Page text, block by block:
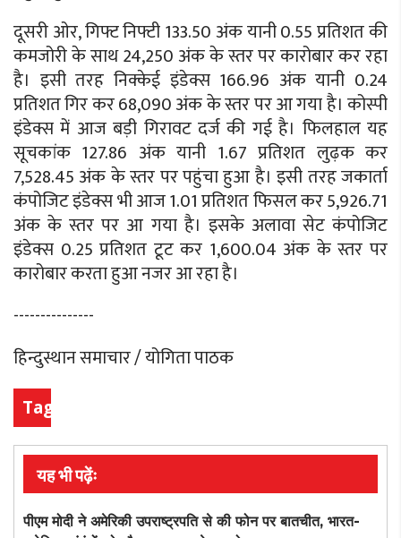
दूसरी ओर, गिफ्ट निफ्टी 133.50 अंक यानी 0.55 प्रतिशत की
कमजोरी के साथ 24,250 अंक के स्तर पर कारोबार कर रहा
है। इसी तरह निक्केई इंडेक्स 166.96 अंक यानी 0.24
प्रतिशत गिर कर 68,090 अंक के स्तर पर आ गया है। कोस्पी
इंडेक्स में आज बड़ी गिरावट दर्ज की गई है। फिलहाल यह
सूचकांक 127.86 अंक यानी 1.67 प्रतिशत लुढ़क कर
7,528.45 अंक के स्तर पर पहुंचा हुआ है। इसी तरह जकार्ता
कंपोजिट इंडेक्स भी आज 1.01 प्रतिशत फिसल कर 5,926.71
अंक के स्तर पर आ गया है। इसके अलावा सेट कंपोजिट
इंडेक्स 0.25 प्रतिशत टूट कर 1,600.04 अंक के स्तर पर
कारोबार करता हुआ नजर आ रहा है।
---------------
हिन्दुस्थान समाचार / योगिता पाठक
Tags
यह भी पढ़ेंः
पीएम मोदी ने अमेरिकी उपराष्ट्रपति से की फोन पर बातचीत, भारत-